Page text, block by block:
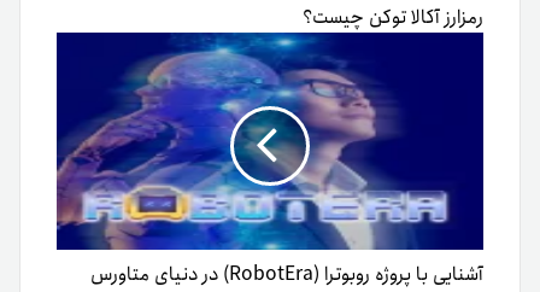
رمزارز آکالا توکن چیست؟
آشنایی با پروژه روبوترا (RobotEra) در دنیای متاورس